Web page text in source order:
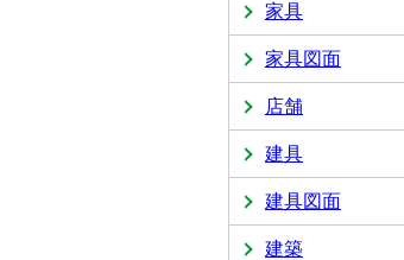
家具
家具図面
店舗
建具
建具図面
建築